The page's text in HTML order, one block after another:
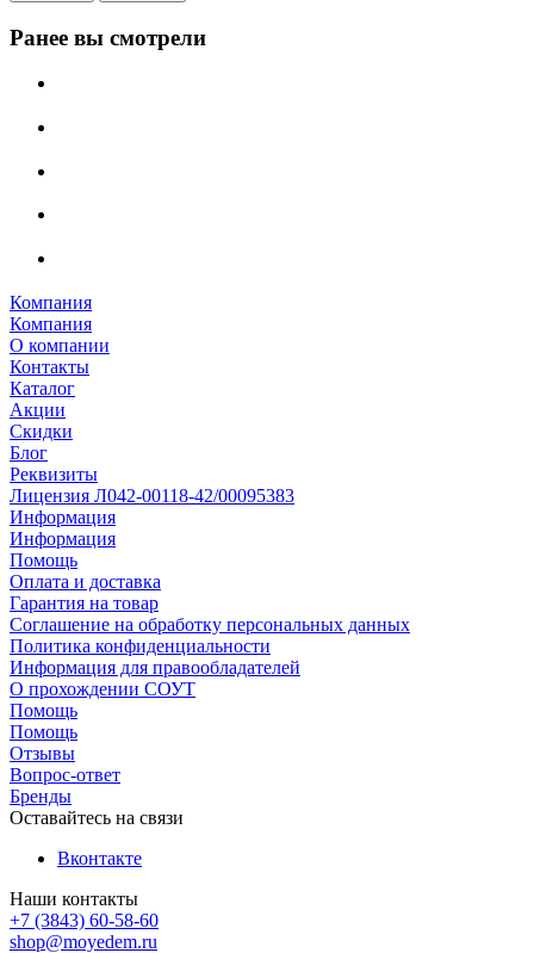
Ранее вы смотрели
Компания
Компания
О компании
Контакты
Каталог
Акции
Скидки
Блог
Реквизиты
Лицензия Л042-00118-42/00095383
Информация
Информация
Помощь
Оплата и доставка
Гарантия на товар
Соглашение на обработку персональных данных
Политика конфиденциальности
Информация для правообладателей
О прохождении СОУТ
Помощь
Помощь
Отзывы
Вопрос-ответ
Бренды
Оставайтесь на связи
Вконтакте
Наши контакты
+7 (3843) 60-58-60
shop@moyedem.ru